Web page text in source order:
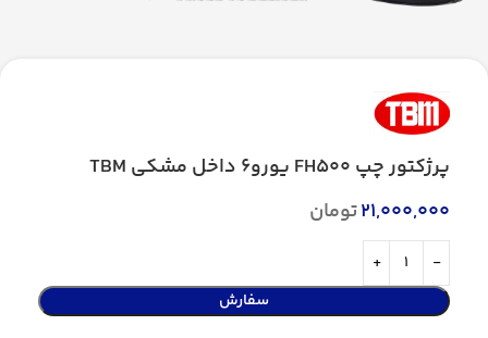
پرژکتور چپ FH500 یورو6 داخل مشکی TBM
21,000,000تومان
سفارش